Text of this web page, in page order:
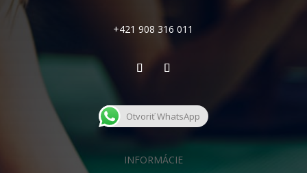
+421 908 316 011
Otvoriť WhatsApp
INFORMÁCIE